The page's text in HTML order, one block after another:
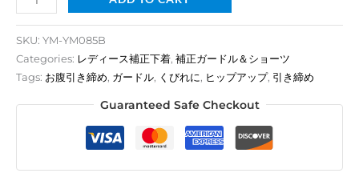
SKU: YM-YM085B
Categories: レディース補正下着, 補正ガードル＆ショーツ
Tags: お腹引き締め, ガードル, くびれに, ヒップアップ, 引き締め
Guaranteed Safe Checkout